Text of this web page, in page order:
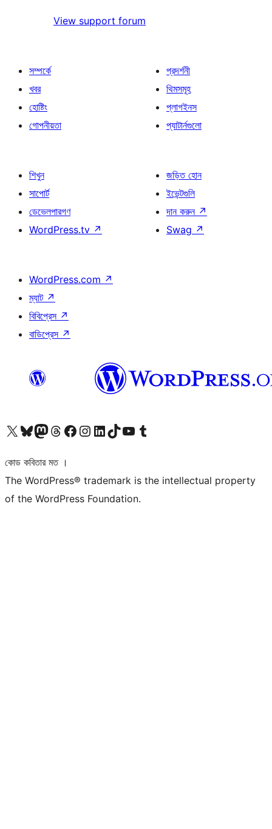
View support forum
সম্পর্কে
খবর
হোষ্টিং
গোপনীয়তা
প্রদর্শনী
থিমসমূহ
প্লাগইনস
প্যাটার্নগুলো
শিখুন
সাপোর্ট
ডেভেলপারগণ
WordPress.tv ↗
জড়িত হোন
ইভেন্টগুলি
দান করুন ↗
Swag ↗
WordPress.com ↗
ম্যাট ↗
বিবিপ্রেস ↗
বাডিপ্রেস ↗
আমাদের X (আগের টুইটার) অ্যাকাউন্টে যানআমাদের Bluesky অ্যাকাউন্টটি দেখুনআমাদের মাস্টোডন অ্যাকাউন্টটি দেখুনআমাদের থ্রেডস অ্যাকাউন্টটি দেখুনআমাদের ফেসবুক পেজ দেখুনআমাদের ইন্সটাগ্রাম অ্যাকাউন্ট দেখুনআমাদের লিঙ্কডইন অ্যাকাউন্টে যানআমাদের TikTok অ্যাকাউন্টটি দেখুনআমাদের ইউটিউব চ্যানেলে যান আমাদের টাম্বলার অ্যাকাউন্ট দেখুন
কোড কবিতার মত ।
The WordPress® trademark is the intellectual property
of the WordPress Foundation.